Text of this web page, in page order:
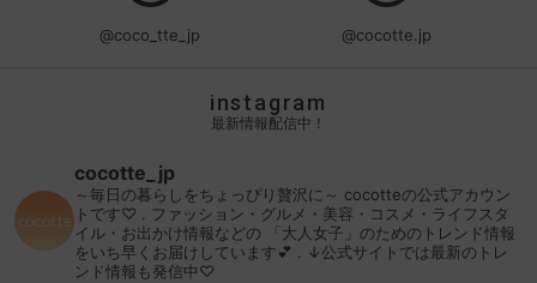
@coco_tte_jp @cocotte.jp
instagram
最新情報配信中！
cocotte_jp
～毎日の暮らしをちょっぴり贅沢に～ cocotteの公式アカウン
トです♡ . ファッション・グルメ・美容・コスメ・ライフスタ
イル・お出かけ情報などの 「大人女子」のためのトレンド情報
をいち早くお届けしています💕 . ↓公式サイトでは最新のトレ
ンド情報も発信中♡